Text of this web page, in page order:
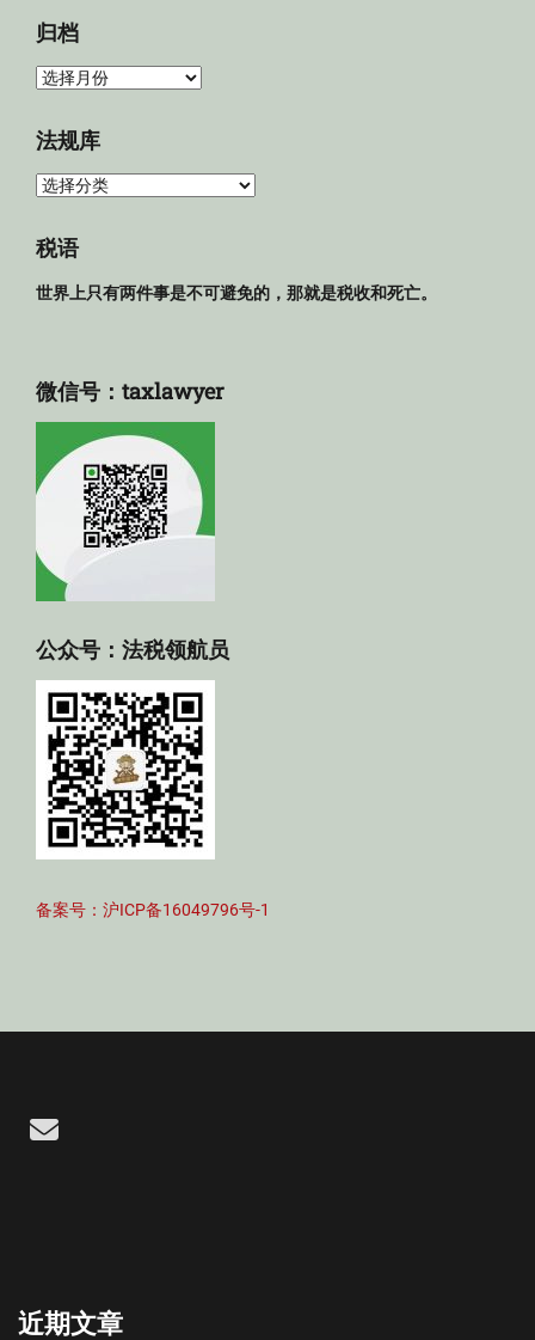
归档
归
法规库
法
库
税语
世界上只有两件事是不可避免的，那就是税收和死亡。
微信号：taxlawyer
公众号：法税领航员
备案号：沪ICP备16049796号-1
Email
近期文章